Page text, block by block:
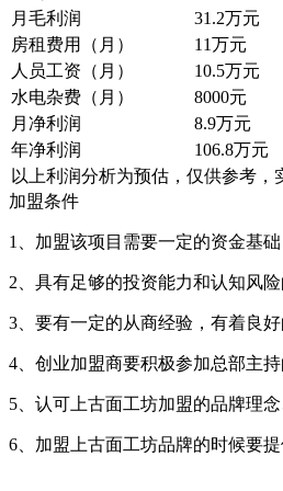
月毛利润
31.2万元
房租费用（月）
11万元
人员工资（月）
10.5万元
水电杂费（月）
8000元
月净利润
8.9万元
年净利润
106.8万元
以上利润分析为预估，仅供参考，
加盟条件
1、加盟该项目需要一定的资金基
2、具有足够的投资能力和认知风险
3、要有一定的从商经验，有着良
4、创业加盟商要积极参加总部主持
5、认可上古面工坊加盟的品牌理
6、加盟上古面工坊品牌的时候要